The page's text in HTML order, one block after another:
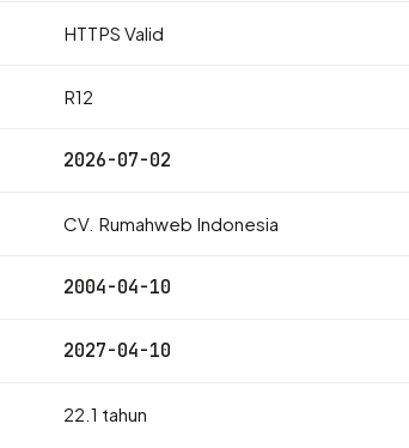
HTTPS Valid
R12
2026-07-02
CV. Rumahweb Indonesia
2004-04-10
2027-04-10
22.1 tahun